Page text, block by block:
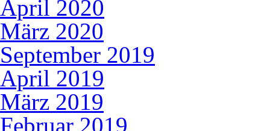
April 2020
März 2020
September 2019
April 2019
März 2019
Februar 2019